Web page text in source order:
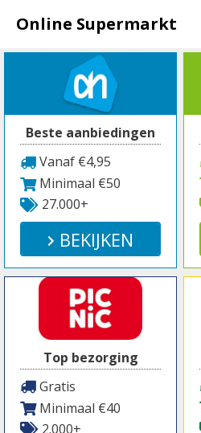
naar
inhoud
Online Supermarkt
Beste aanbiedingen
Vanaf €4,95
Minimaal €50
27.000+
BEKIJKEN
Top bezorging
Gratis
Minimaal €40
2.000+